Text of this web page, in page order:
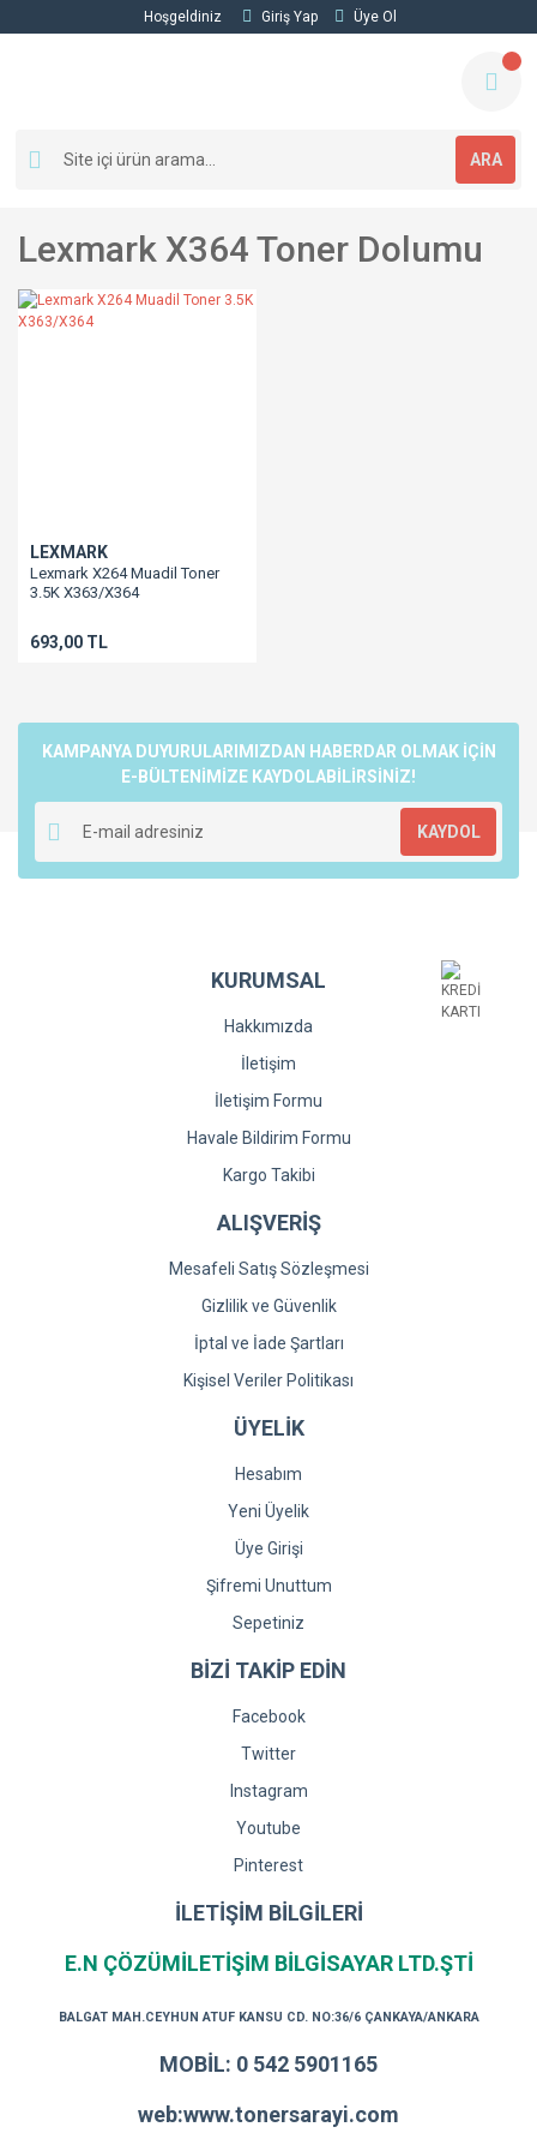
Hoşgeldiniz Giriş Yap Üye Ol
ARA
Lexmark X364 Toner Dolumu
LEXMARK
Lexmark X264 Muadil Toner
3.5K X363/X364
693,00 TL
KAMPANYA DUYURULARIMIZDAN HABERDAR OLMAK İÇİN
E-BÜLTENİMİZE KAYDOLABİLİRSİNİZ!
KAYDOL
KURUMSAL
Hakkımızda
İletişim
İletişim Formu
Havale Bildirim Formu
Kargo Takibi
ALIŞVERİŞ
Mesafeli Satış Sözleşmesi
Gizlilik ve Güvenlik
İptal ve İade Şartları
Kişisel Veriler Politikası
ÜYELİK
Hesabım
Yeni Üyelik
Üye Girişi
Şifremi Unuttum
Sepetiniz
BİZİ TAKİP EDİN
Facebook
Twitter
Instagram
Youtube
Pinterest
İLETİŞİM BİLGİLERİ
E.N ÇÖZÜMİLETİŞİM BİLGİSAYAR LTD.ŞTİ
BALGAT MAH.CEYHUN ATUF KANSU CD. NO:36/6 ÇANKAYA/ANKARA
MOBİL: 0 542 5901165
web:www.tonersarayi.com